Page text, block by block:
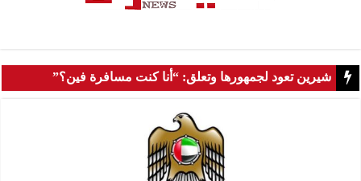
شيرين تعود لجمهورها وتعلق: “أنا كنت مسافرة فين؟”